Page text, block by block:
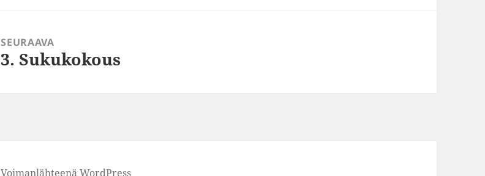
SEURAAVA
Seuraava
3. Sukukokous
Voimanlähteenä WordPress